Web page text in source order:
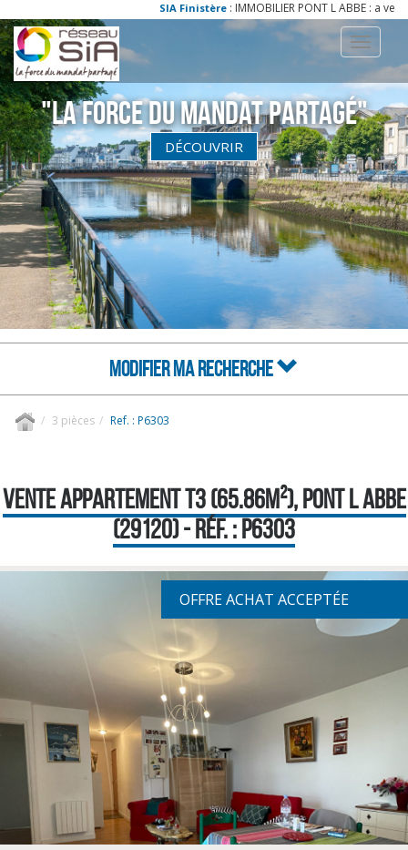
SIA Finistère: IMMOBILIER PONT L ABBE : a vendre
Toggle
"La Force du Mandat partagé"
DÉCOUVRIR
MODIFIER MA RECHERCHE
3 pièces Ref. : P6303
VENTE APPARTEMENT T3 (65.86M²), PONT L ABBE
(29120) - RÉF. : P6303
OFFRE ACHAT ACCEPTÉE